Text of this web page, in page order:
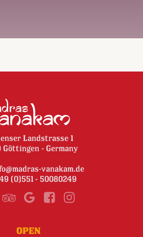
Landstrasse 1
Göttingen - Germany
vanakam.de
(0)551 - 50080249
OPEN